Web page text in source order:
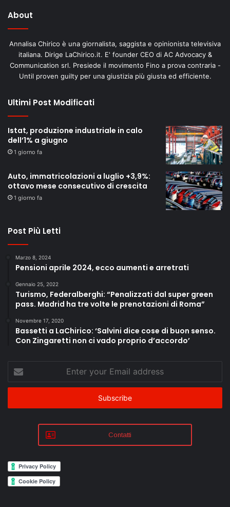
About
Annalisa Chirico è una giornalista, saggista e opinionista televisiva
italiana. Dirige LaChirico.it. E' founder CEO di AC Advocacy &
Communication srl. Presiede il movimento Fino a prova contraria -
Until proven guilty per una giustizia più giusta ed efficiente.
Ultimi Post Modificati
Istat, produzione industriale in calo
dell’1% a giugno
1 giorno fa
Auto, immatricolazioni a luglio +3,9%:
ottavo mese consecutivo di crescita
1 giorno fa
Post Più Letti
Marzo 8, 2024
Pensioni aprile 2024, ecco aumenti e arretrati
Gennaio 25, 2022
Turismo, Federalberghi: “Penalizzati dal super green
pass. Madrid ha tre volte le prenotazioni di Roma”
Novembre 17, 2020
Bassetti a LaChirico: ‘Salvini dice cose di buon senso.
Con Zingaretti non ci vado proprio d’accordo’
Enter
your
Email
Contatti